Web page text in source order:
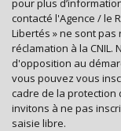
Familles avec 3
pour plus
contacté l'Agence / le
Libertés » ne sont
réclamation à la CNIL.
d'opposition au
vous pouvez vous
cadre de la protection
invitons à ne pas
saisie libre.